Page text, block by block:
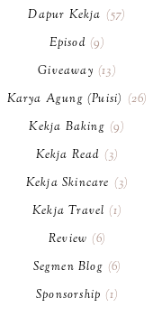
Dapur Kekja
57
Episod 9
Giveaway 13
Karya Agung (Puisi)
26
Kekja Baking 9
Kekja Read
3
Kekja Skincare
3
Kekja Travel 1
Review 6
Segmen Blog 6
Sponsorship 1